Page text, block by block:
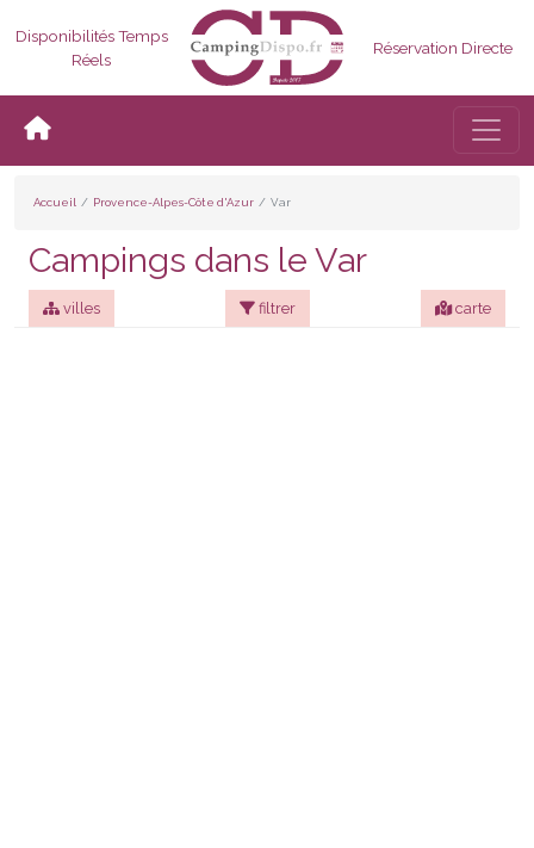
Disponibilités Temps
Réels
Réservation Directe
Accueil Provence-Alpes-Côte d'Azur Var
Campings dans le Var
villes filtrer carte